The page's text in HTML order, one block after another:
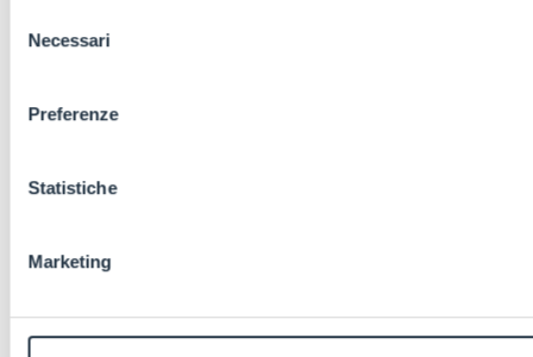
delNecessari
Preferenze
Statistiche
Marketing